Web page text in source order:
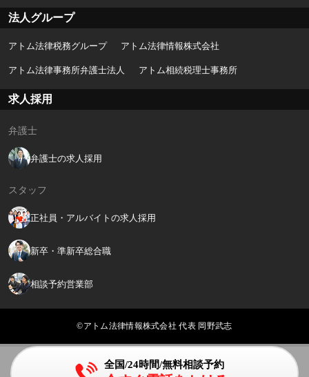
法人グループ
アトム法律税務グループ アトム法律情報株式会社
アトム法律事務所弁護士法人 アトム相続税理士事務所
求人採用
弁護士
弁護士の求人採用
スタッフ
正社員・アルバイトの求人採用
新卒・準新卒総合職
相談予約営業部
©アトム法律情報株式会社 代表 岡野武志
全国/24時間/無料相談予約